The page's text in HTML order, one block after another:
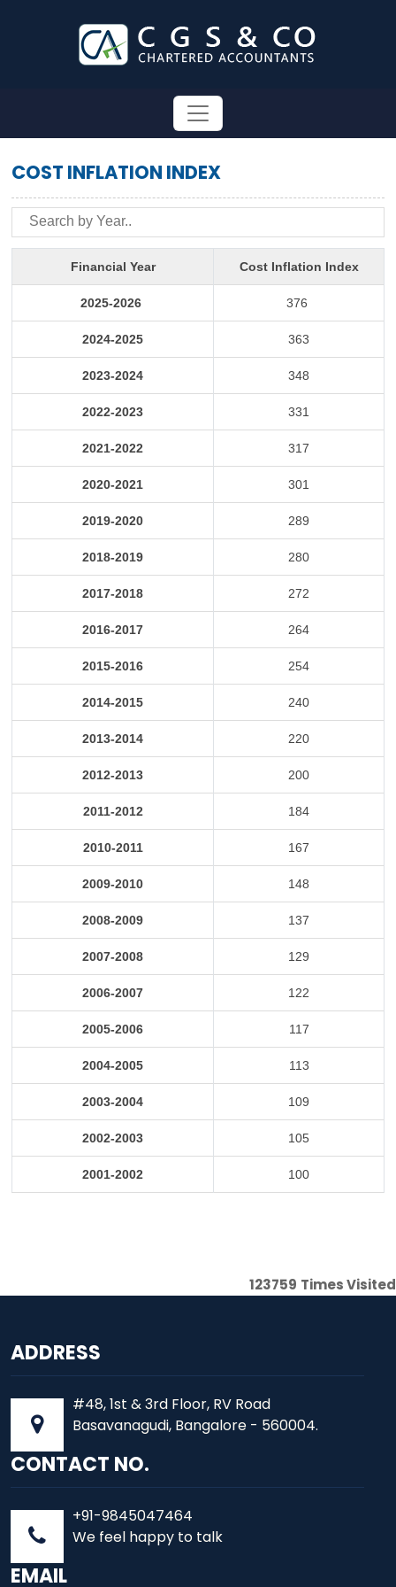
COST INFLATION INDEX
Financial Year Cost Inflation Index
2025-2026 376
2024-2025 363
2023-2024 348
2022-2023 331
2021-2022 317
2020-2021 301
2019-2020 289
2018-2019 280
2017-2018 272
2016-2017 264
2015-2016 254
2014-2015 240
2013-2014 220
2012-2013 200
2011-2012 184
2010-2011 167
2009-2010 148
2008-2009 137
2007-2008 129
2006-2007 122
2005-2006 117
2004-2005 113
2003-2004 109
2002-2003 105
2001-2002 100
123759 Times Visited
ADDRESS
#48, 1st & 3rd Floor, RV Road
Basavanagudi, Bangalore - 560004.
CONTACT NO.
+91-9845047464
We feel happy to talk
EMAIL